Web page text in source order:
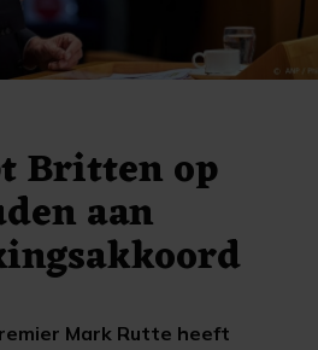
Britten op
aan
Mark Rutte heeft